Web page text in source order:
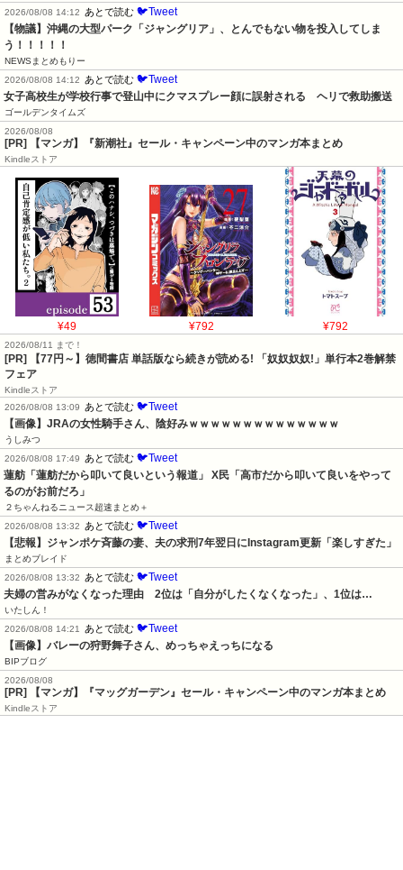
2026/08/08 14:12
あとで読む 🐦Tweet
【物議】沖縄の大型パーク「ジャングリア」、とんでもない物を投入してしま
う！！！！！
NEWSまとめもりー
2026/08/08 14:12
あとで読む 🐦Tweet
女子高校生が学校行事で登山中にクマスプレー顔に誤射される　ヘリで救助搬送
ゴールデンタイムズ
2026/08/08
[PR] 【マンガ】『新潮社』セール・キャンペーン中のマンガ本まとめ
Kindleストア
¥49 ¥792 ¥792
2026/08/11 まで！
[PR] 【77円～】徳間書店 単話版なら続きが読める! 「奴奴奴奴!」単行本2巻解禁
フェア
Kindleストア
2026/08/08 13:09
あとで読む 🐦Tweet
【画像】JRAの女性騎手さん、陰好みｗｗｗｗｗｗｗｗｗｗｗｗｗｗ
うしみつ
2026/08/08 17:49
あとで読む 🐦Tweet
蓮舫「蓮舫だから叩いて良いという報道」 X民「高市だから叩いて良いをやって
るのがお前だろ」
２ちゃんねるニュース超速まとめ＋
2026/08/08 13:32
あとで読む 🐦Tweet
【悲報】ジャンポケ斉藤の妻、夫の求刑7年翌日にInstagram更新「楽しすぎた」
まとめブレイド
2026/08/08 13:32
あとで読む 🐦Tweet
夫婦の営みがなくなった理由　2位は「自分がしたくなくなった」、1位は…
いたしん！
2026/08/08 14:21
あとで読む 🐦Tweet
【画像】バレーの狩野舞子さん、めっちゃえっちになる
BIPブログ
2026/08/08
[PR] 【マンガ】『マッグガーデン』セール・キャンペーン中のマンガ本まとめ
Kindleストア